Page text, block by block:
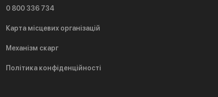
0 800 336 734
Карта місцевих організацій
Механізм скарг
Політика конфіденційності